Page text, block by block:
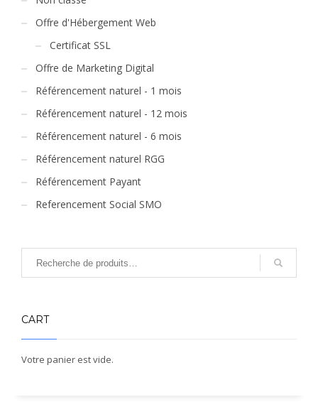
Offre d'Hébergement Web
Certificat SSL
Offre de Marketing Digital
Référencement naturel - 1 mois
Référencement naturel - 12 mois
Référencement naturel - 6 mois
Référencement naturel RGG
Référencement Payant
Referencement Social SMO
CART
Votre panier est vide.